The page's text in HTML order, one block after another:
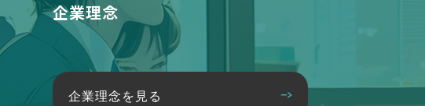
企業理念
企業理念を見る